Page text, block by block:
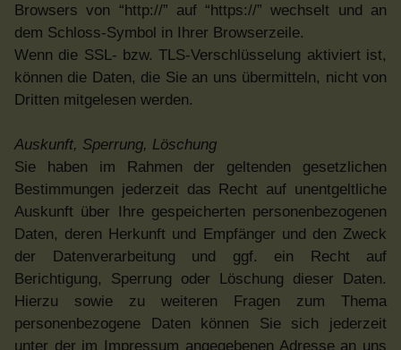
Browsers von “http://” auf “https://” wechselt und an
dem Schloss-Symbol in Ihrer Browserzeile.
Wenn die SSL- bzw. TLS-Verschlüsselung aktiviert ist,
können die Daten, die Sie an uns übermitteln, nicht von
Dritten mitgelesen werden.
Auskunft, Sperrung, Löschung
Sie haben im Rahmen der geltenden gesetzlichen
Bestimmungen jederzeit das Recht auf unentgeltliche
Auskunft über Ihre gespeicherten personenbezogenen
Daten, deren Herkunft und Empfänger und den Zweck
der Datenverarbeitung und ggf. ein Recht auf
Berichtigung, Sperrung oder Löschung dieser Daten.
Hierzu sowie zu weiteren Fragen zum Thema
personenbezogene Daten können Sie sich jederzeit
unter der im Impressum angegebenen Adresse an uns